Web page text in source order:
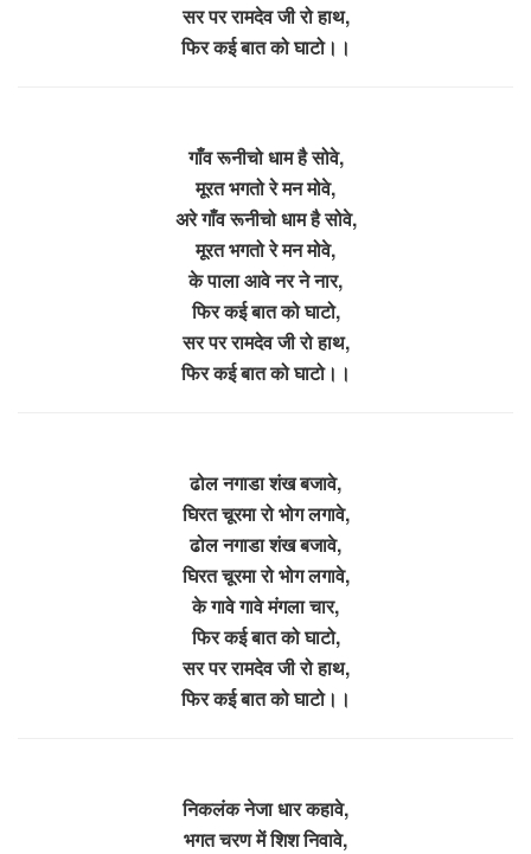
सर पर रामदेव जी रो हाथ,
फिर कई बात को घाटो।।
गाँव रूनीचो धाम है सोवे,
मूरत भगतो रे मन मोवे,
अरे गाँव रूनीचो धाम है सोवे,
मूरत भगतो रे मन मोवे,
के पाला आवे नर ने नार,
फिर कई बात को घाटो,
सर पर रामदेव जी रो हाथ,
फिर कई बात को घाटो।।
ढोल नगाडा शंख बजावे,
घिरत चूरमा रो भोग लगावे,
ढोल नगाडा शंख बजावे,
घिरत चूरमा रो भोग लगावे,
के गावे गावे मंगला चार,
फिर कई बात को घाटो,
सर पर रामदेव जी रो हाथ,
फिर कई बात को घाटो।।
निकलंक नेजा धार कहावे,
भगत चरण में शिश निवावे,